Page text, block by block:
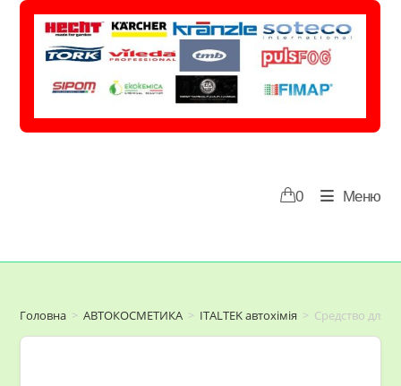
Перейти
0 Меню
Головна > АВТОКОСМЕТИКА > ITALTEK автохімія > Средство для